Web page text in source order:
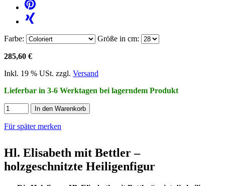
Farbe: Größe in cm:
285,60 €
Inkl. 19 % USt. zzgl. Versand
Lieferbar in 3-6 Werktagen bei lagerndem Produkt
In den Warenkorb
Für später merken
Hl. Elisabeth mit Bettler –
holzgeschnitzte Heiligenfigur